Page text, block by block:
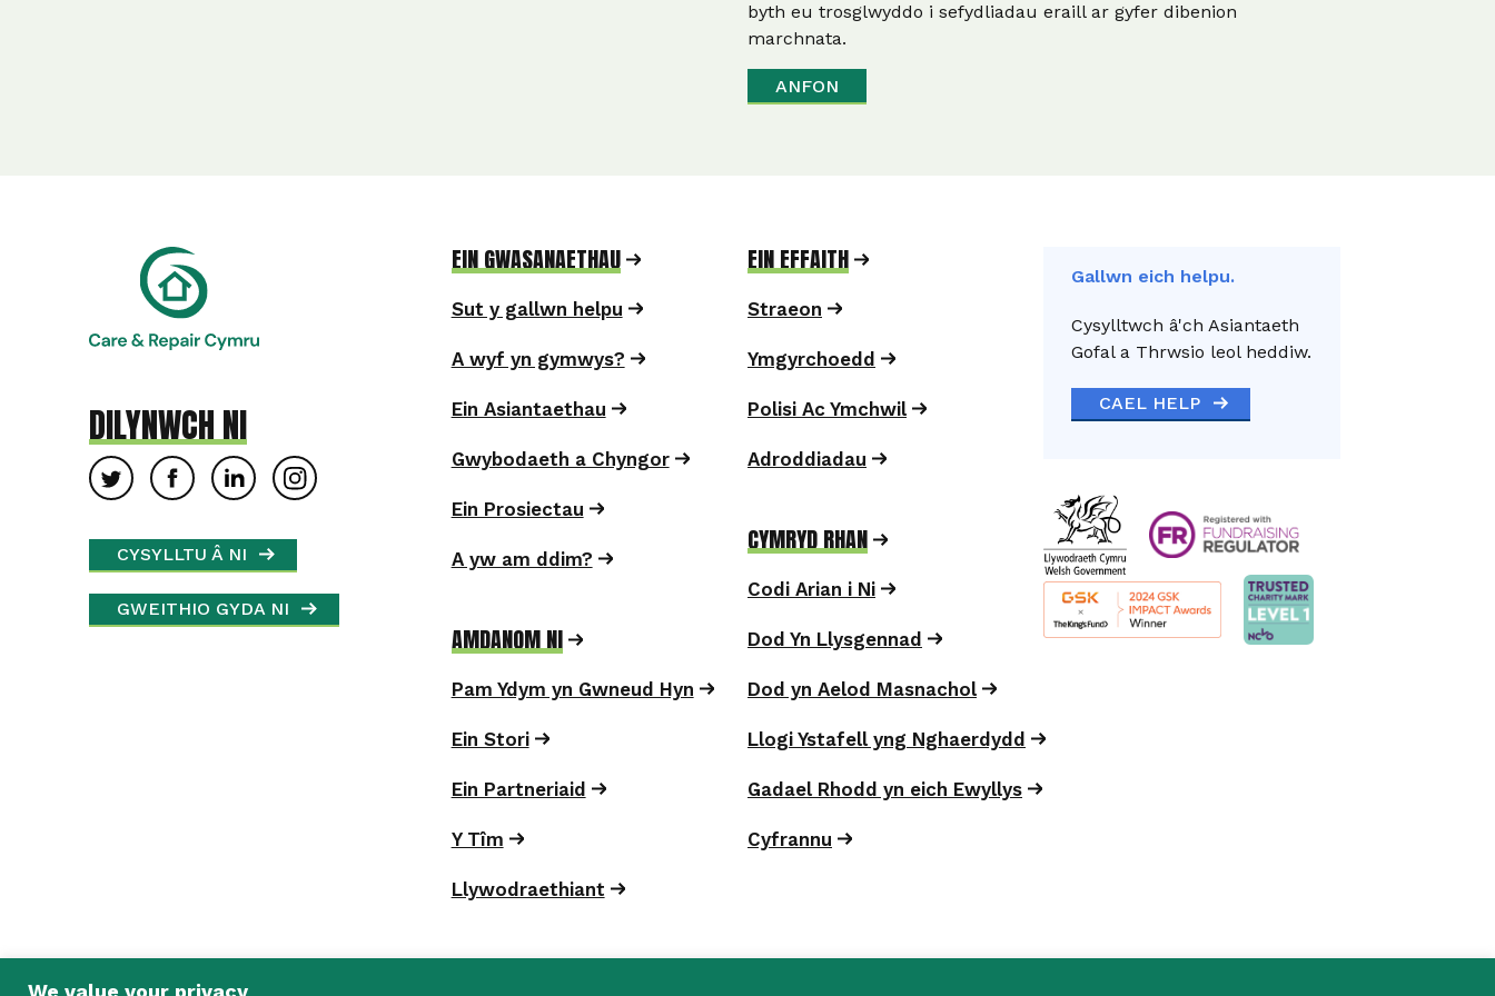
We value your privacy
synhwyrau neu wedi cael
Thrwsio.
DARLLENWCH
NAWR
Sut Mae Gwella Gwaith
angen.
byth eu trosglwyddo i sefydliadau eraill ar gyfer dibenion
marchnata.
DILYNWCH NI
CYSYLLTU Â NI
GWEITHIO GYDA NI
EIN GWASANAETHAU
Sut y gallwn helpu
A wyf yn gymwys?
Ein Asiantaethau
Gwybodaeth a Chyngor
Ein Prosiectau
A yw am ddim?
AMDANOM NI
Pam Ydym yn Gwneud Hyn
Ein Stori
Ein Partneriaid
Y Tîm
Llywodraethiant
EIN EFFAITH
Straeon
Ymgyrchoedd
Polisi Ac Ymchwil
Adroddiadau
CYMRYD RHAN
Codi Arian i Ni
Dod Yn Llysgennad
Dod yn Aelod Masnachol
Llogi Ystafell yng Nghaerdydd
Gadael Rhodd yn eich Ewyllys
Cyfrannu
Gallwn eich helpu.
Cysylltwch â'ch Asiantaeth
Gofal a Thrwsio leol heddiw.
CAEL HELP